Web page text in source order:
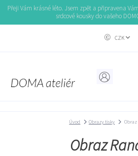
Přeji Vám krásné léto. Jsem zpět a připravena
srdcové kousky do vašeho
CZK
Úvod Obrazy tisky Obraz
Obraz